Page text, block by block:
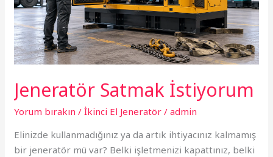
Jeneratör Satmak İstiyorum
Yorum bırakın /İkinci El Jeneratör /admin
Elinizde kullanmadığınız ya da artık ihtiyacınız kalmamış
bir jeneratör mü var? Belki işletmenizi kapattınız, belki